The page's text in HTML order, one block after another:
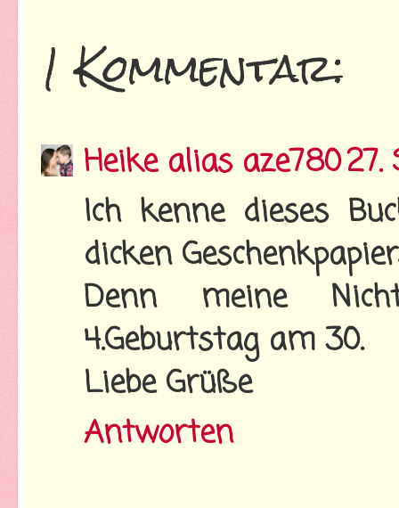
1 Kommentar:
Heike alias aze78027.
Ich kenne dieses
dicken
Denn meine
4.Geburtstag am 30.
Liebe Grüße
Antworten